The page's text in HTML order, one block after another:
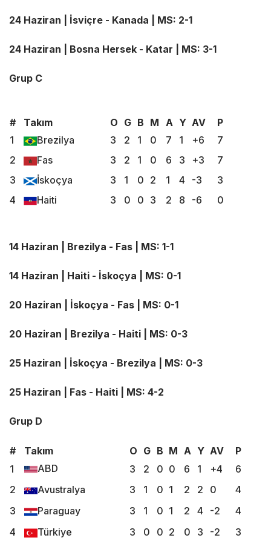
24 Haziran | İsviçre - Kanada | MS: 2-1
24 Haziran | Bosna Hersek - Katar | MS: 3-1
Grup C
# Takım O G B M A Y AV
P
1
Brezilya 3 2 1 0 7 1 +6
7
2
Fas 3 2 1 0 6 3 +3
7
3
İskoçya 3 1 0 2 1 4 -3
3
4
Haiti 3 0 0 3 2 8 -6 0
14 Haziran | Brezilya - Fas | MS: 1-1
14 Haziran | Haiti - İskoçya | MS: 0-1
20 Haziran | İskoçya - Fas | MS: 0-1
20 Haziran | Brezilya - Haiti | MS: 0-3
25 Haziran | İskoçya - Brezilya | MS: 0-3
25 Haziran | Fas - Haiti | MS: 4-2
Grup D
# Takım O G B M A Y AV
P
1
ABD 3 2 0 0 6 1 +4
6
2
Avustralya 3 1 0 1 2 2 0
4
3
Paraguay 3 1 0 1 2 4 -2
4
4
Türkiye 3 0 0 2 0 3 -2 3